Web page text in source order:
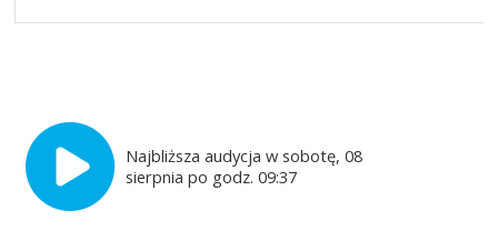
Najbliższa audycja w sobotę, 08
sierpnia po godz. 09:37